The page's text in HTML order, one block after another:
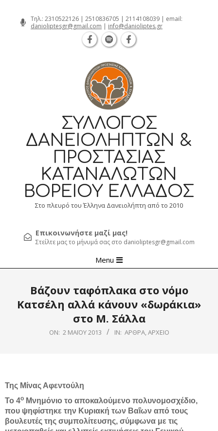
Τηλ.: 2310522126 | 2510836705 | 2114108039 | email:
danioliptesgr@gmail.com | info@danioliptes.gr
ΣΎΛΛΟΓΟΣ
ΔΑΝΕΙΟΛΗΠΤΏΝ &
ΠΡΟΣΤΑΣΊΑΣ
ΚΑΤΑΝΑΛΩΤΏΝ
ΒΟΡΕΊΟΥ ΕΛΛΆΔΟΣ
Στο πλευρό του Έλληνα Δανειολήπτη από το 2010
Επικοινωνήστε μαζί μας!
Στείλτε μας το μήνυμά σας στο danioliptesgr@gmail.com
Navigation
Menu
Βάζουν ταφόπλακα στο νόμο
Κατσέλη αλλά κάνουν «δωράκια»
στο Μ. Σάλλα
ON: 2 ΜΑΪ́ΟΥ 2013 IN: ΆΡΘΡΑ,ΑΡΧΕΊΟ
Της Μίνας Αφεντούλη
Το 4ο Μνημόνιο το αποκαλούμενο πολυνομοσχέδιο,
που ψηφίστηκε την Κυριακή των Βαΐων από τους
βουλευτές της συμπολίτευσης, σύμφωνα με τις